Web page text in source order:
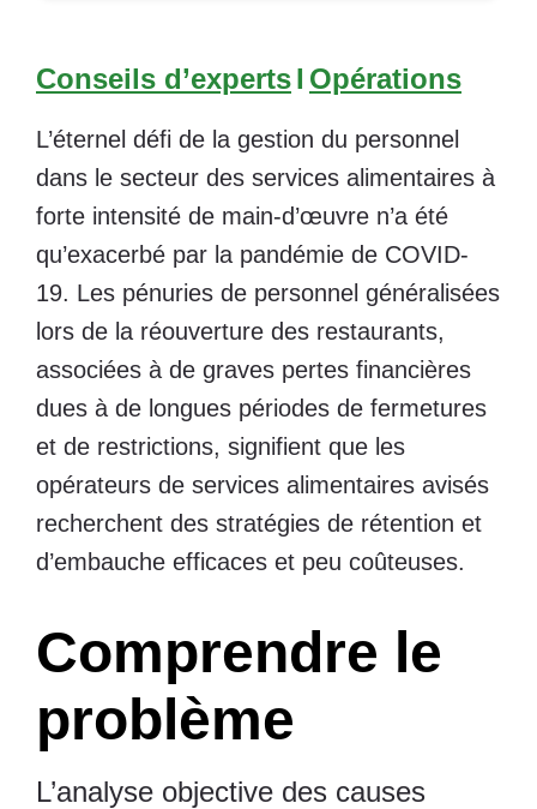
Conseils d’expertsI Opérations
L’éternel défi de la gestion du personnel
dans le secteur des services alimentaires à
forte intensité de main-d’œuvre n’a été
qu’exacerbé par la pandémie de COVID-
19. Les pénuries de personnel généralisées
lors de la réouverture des restaurants,
associées à de graves pertes financières
dues à de longues périodes de fermetures
et de restrictions, signifient que les
opérateurs de services alimentaires avisés
recherchent des stratégies de rétention et
d’embauche efficaces et peu coûteuses.
Comprendre le
problème
L’analyse objective des causes